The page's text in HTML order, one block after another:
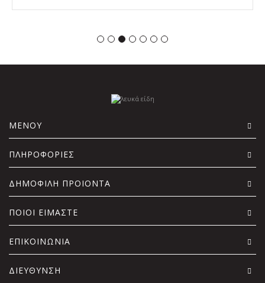
ΜΕΝΟΥ
ΠΛΗΡΟΦΟΡΙΕΣ
ΔΗΜΟΦΙΛΗ ΠΡΟΙΟΝΤΑ
ΠΟΙΟΙ ΕΙΜΑΣΤΕ
ΕΠΙΚΟΙΝΩΝΙΑ
ΔΙΕΥΘΥΝΣΗ